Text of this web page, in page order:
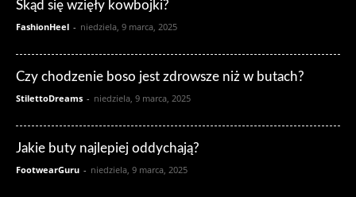
Skąd się wzięły kowbojki?
FashionHeel - niedziela, 9 marca, 2025
Czy chodzenie boso jest zdrowsze niż w butach?
StilettoDreams - niedziela, 9 marca, 2025
Jakie buty najlepiej oddychają?
FootwearGuru - niedziela, 9 marca, 2025